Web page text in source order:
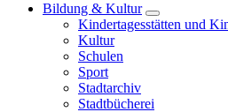
Bildung & Kultur
Kindertagesstätten und
Kultur
Schulen
Sport
Stadtarchiv
Stadtbücherei